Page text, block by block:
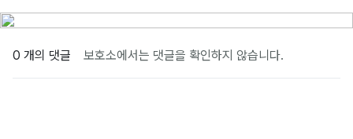
0 개의 댓글 보호소에서는 댓글을 확인하지 않습니다.